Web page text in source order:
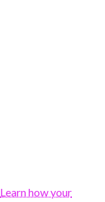
Learn how your